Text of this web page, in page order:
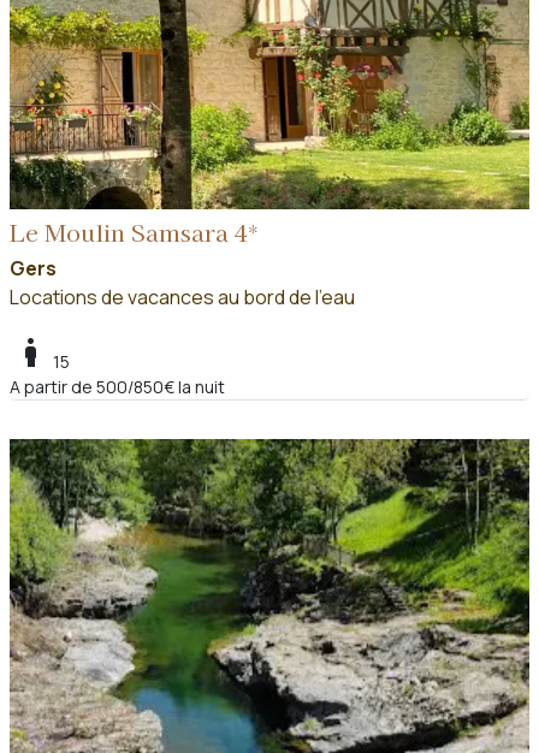
Le Moulin Samsara 4*
Gers
Locations de vacances au bord de l'eau
boy
15
A partir de 500/850€ la nuit